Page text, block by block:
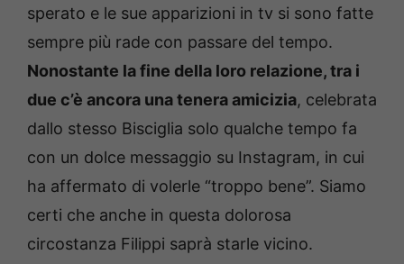
sperato e le sue apparizioni in tv si sono fatte
sempre più rade con passare del tempo.
Nonostante la fine della loro relazione, tra i
due c’è ancora una tenera amicizia, celebrata
dallo stesso Bisciglia solo qualche tempo fa
con un dolce messaggio su Instagram, in cui
ha affermato di volerle “troppo bene”. Siamo
certi che anche in questa dolorosa
circostanza Filippi saprà starle vicino.